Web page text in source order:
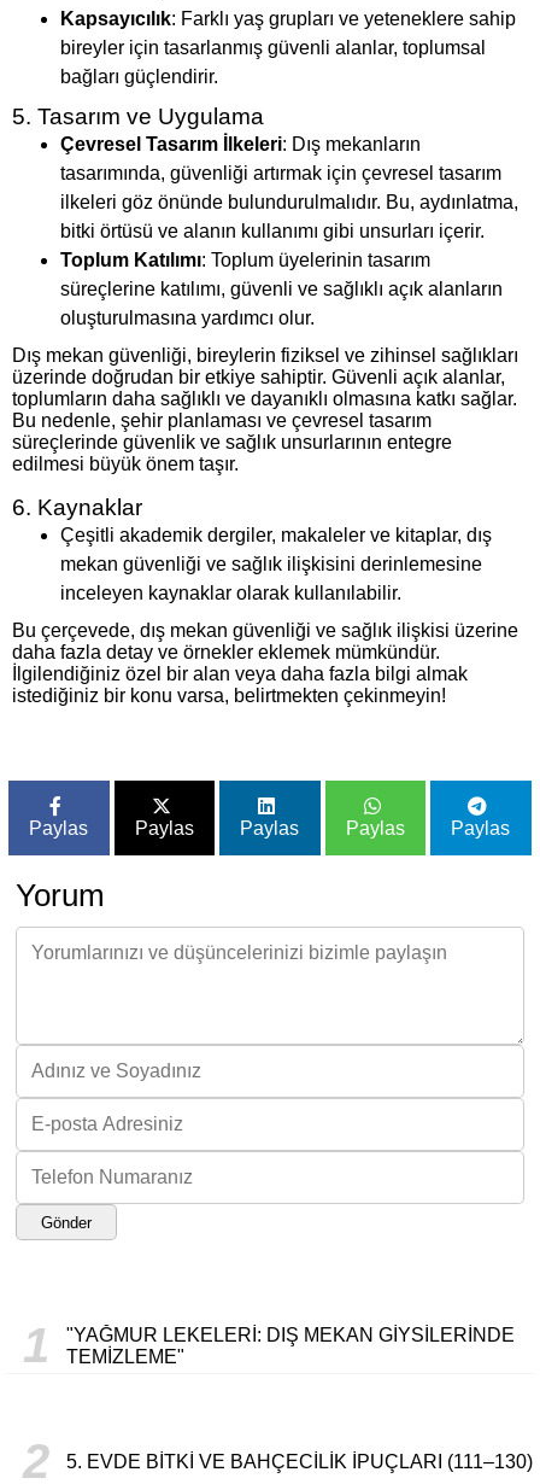
Kapsayıcılık: Farklı yaş grupları ve yeteneklere sahip
bireyler için tasarlanmış güvenli alanlar, toplumsal
bağları güçlendirir.
5. Tasarım ve Uygulama
Çevresel Tasarım İlkeleri: Dış mekanların
tasarımında, güvenliği artırmak için çevresel tasarım
ilkeleri göz önünde bulundurulmalıdır. Bu, aydınlatma,
bitki örtüsü ve alanın kullanımı gibi unsurları içerir.
Toplum Katılımı: Toplum üyelerinin tasarım
süreçlerine katılımı, güvenli ve sağlıklı açık alanların
oluşturulmasına yardımcı olur.
Dış mekan güvenliği, bireylerin fiziksel ve zihinsel sağlıkları
üzerinde doğrudan bir etkiye sahiptir. Güvenli açık alanlar,
toplumların daha sağlıklı ve dayanıklı olmasına katkı sağlar.
Bu nedenle, şehir planlaması ve çevresel tasarım
süreçlerinde güvenlik ve sağlık unsurlarının entegre
edilmesi büyük önem taşır.
6. Kaynaklar
Çeşitli akademik dergiler, makaleler ve kitaplar, dış
mekan güvenliği ve sağlık ilişkisini derinlemesine
inceleyen kaynaklar olarak kullanılabilir.
Bu çerçevede, dış mekan güvenliği ve sağlık ilişkisi üzerine
daha fazla detay ve örnekler eklemek mümkündür.
İlgilendiğiniz özel bir alan veya daha fazla bilgi almak
istediğiniz bir konu varsa, belirtmekten çekinmeyin!
Paylas Paylas Paylas Paylas Paylas
Yorum
Gönder
1
"YAĞMUR LEKELERI: DIŞ MEKAN GIYSILERINDE
TEMIZLEME"
2 5. EVDE BITKI VE BAHÇECILIK İPUÇLARI (111–130)